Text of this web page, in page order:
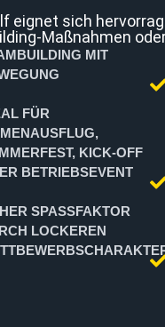
eignet sich
Maßnahmen
MIT
FÜR
KICK-OFF
BETRIEBSEVENT
SPASSFAKTOR D
LOCKEREN W